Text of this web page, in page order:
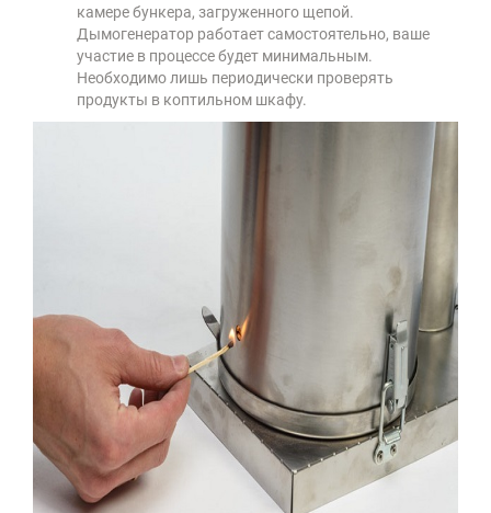
камере бункера, загруженного щепой.
Дымогенератор работает самостоятельно, ваше
участие в процессе будет минимальным.
Необходимо лишь периодически проверять
продукты в коптильном шкафу.